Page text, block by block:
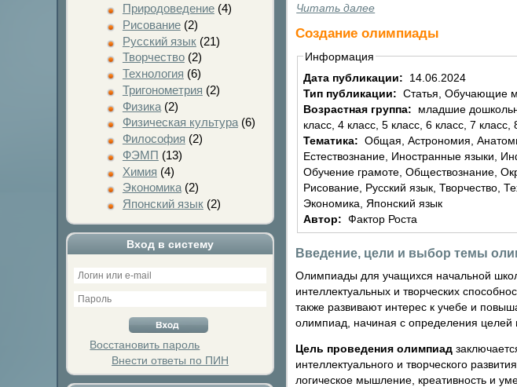
Природоведение(4)
Рисование(2)
Русский язык(21)
Творчество(2)
Технология (6)
Тригонометрия (2)
Физика(2)
Физическая культура(6)
Философия (2)
ФЭМП (13)
Химия (4)
Экономика(2)
Японский язык(2)
Вход в систему
Восстановить пароль
Внести ответы по ПИН
Читать далее
Создание олимпиады
Информация
Дата публикации:
14.06.2024
Тип публикации: Статья, Обучающие
Возрастная группа:
класс, 4 класс, 5 класс, 6 класс, 7
Тематика: Общая, Астрономия, Анатомия, Английский язык, Биология, Ботаника, География, Геометрия, Домоводство,
Естествознание, Иностранные языки,
Обучение грамоте, Обществознание,
Рисование, Русский язык, Творчество,
Экономика, Японский язык
Автор: Фактор Роста
Введение, цели и выбор темы
Олимпиады для учащихся начальной
интеллектуальных и творческих
также развивают интерес к учебе и
олимпиад, начиная с определения целей
Цель проведения олимпиад
интеллектуального и творческого
логическое мышление, креативность и